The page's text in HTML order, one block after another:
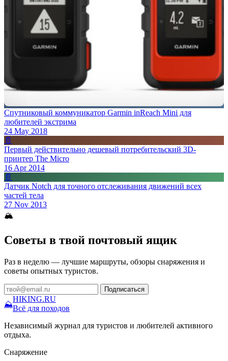
Спутниковый коммуникатор Garmin inReach Mini для
любителей экстрима
24 May 2018
📄
Первый действительно дешевый потребительский 3D-
принтер The Micro
16 Apr 2014
📄
Датчик Notch для точного отслеживания движений всех
частей тела
27 Nov 2013
🏔
Советы в твой почтовый ящик
Раз в неделю — лучшие маршруты, обзоры снаряжения и
советы опытных туристов.
Подписаться
⛰
HIKING.RU
Всё для походов
Независимый журнал для туристов и любителей активного
отдыха.
Снаряжение